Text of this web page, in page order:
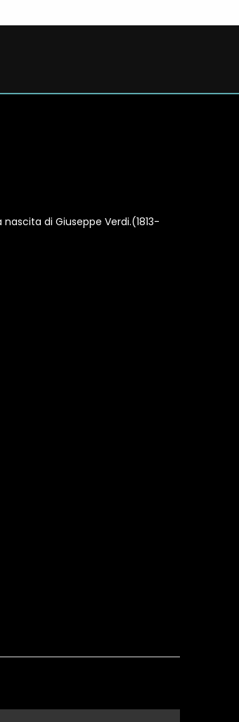
di Giuseppe Verdi.(1813-